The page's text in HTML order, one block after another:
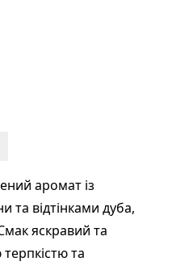
аромат із
та відтінками дуба,
яскравий та
та